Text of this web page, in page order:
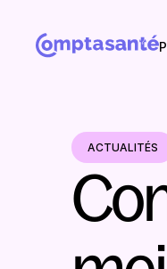
ACTUALITÉS